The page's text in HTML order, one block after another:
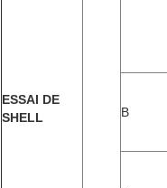
ESSAI DE
SHELL
B